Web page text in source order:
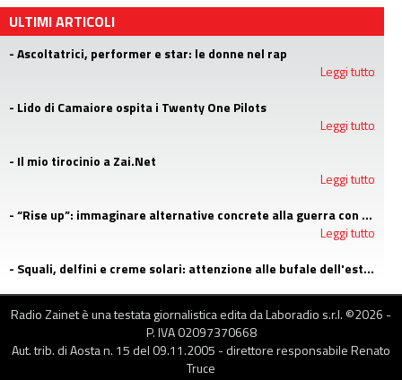
ULTIMI ARTICOLI
- Ascoltatrici, performer e star: le donne nel rap
Leggi tutto
- Lido di Camaiore ospita i Twenty One Pilots
Leggi tutto
- Il mio tirocinio a Zai.Net
Leggi tutto
- “Rise up”: immaginare alternative concrete alla guerra con i campi estivi di Emergency
Leggi tutto
- Squali, delfini e creme solari: attenzione alle bufale dell'estate
Radio Zainet è una testata giornalistica edita da Laboradio s.r.l. ©2026 -
P. IVA 02097370668
Aut. trib. di Aosta n. 15 del 09.11.2005 - direttore responsabile Renato
Truce